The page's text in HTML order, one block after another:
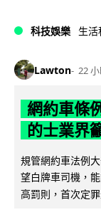
科技娛樂 生活
Lawton 22
網約車條
的士業界
規管網約車法例
望白牌車司機，
高罰則，首次定